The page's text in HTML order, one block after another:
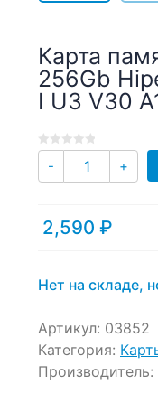
Карта
256Gb
I U3 V30
05
on
0
customer
- Количество
+
2,590 ₽
Нет на складе,
Артикул: 03852
Категория:
Производитель: